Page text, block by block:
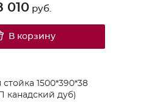
010 руб.
В корзину